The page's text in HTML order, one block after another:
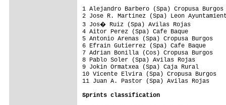
1 Alejandro Barbero (Spa) Cropusa
2 Jose R. Martinez (Spa) Leon
3 Jos� Ruiz (Spa) Avilas Rojas
4 Aitor Perez (Spa) Cafe Baque
5 Antonio Arenas (Spa) Cropusa
6 Efrain Gutierrez (Spa) Cafe
7 Adrian Bonilla (Cos) Cropusa
8 Pablo Soler (Spa) Avilas Rojas
9 Jokin Ormatxea (Spa) Caja Rural
10 Vicente Elvira (Spa) Cropusa
11 Juan A. Pastor (Spa) Avilas
Sprints classification